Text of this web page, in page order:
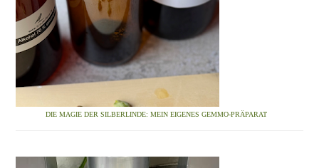
DIE MAGIE DER SILBERLINDE: MEIN EIGENES GEMMO-PRÄPARAT